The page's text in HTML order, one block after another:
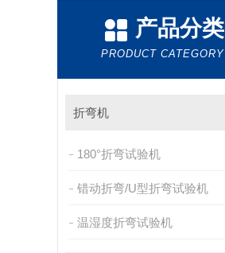
产品分类
PRODUCT CATEGORY
折弯机
180°折弯试验机
错动折弯/U型折弯试验机
温湿度折弯试验机